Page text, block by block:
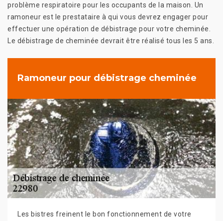
problème respiratoire pour les occupants de la maison. Un
ramoneur est le prestataire à qui vous devrez engager pour
effectuer une opération de débistrage pour votre cheminée.
Le débistrage de cheminée devrait être réalisé tous les 5 ans.
Ramoneur pour débistrage cheminée
Les bistres freinent le bon fonctionnement de votre